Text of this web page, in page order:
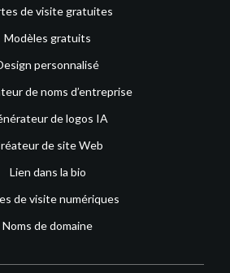
de visite gratuites
Modèles gratuits
personnalisé
de noms d’entreprise
de logos IA
de site Web
Lien dans la bio
de visite numériques
Noms de domaine